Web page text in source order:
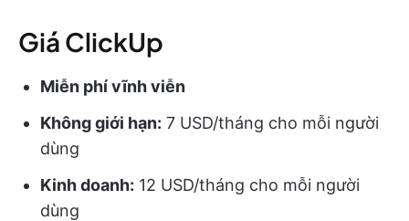
Giá ClickUp
Miễn phí vĩnh viễn
Không giới hạn: 7 USD/tháng cho mỗi người
dùng
Kinh doanh: 12 USD/tháng cho mỗi người
dùng